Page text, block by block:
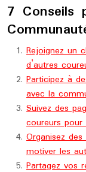
7 Conseils
Rejoignez un
d’autres
Participez à
avec la
Suivez des
coureurs
Organisez
motiver les
Partagez vos